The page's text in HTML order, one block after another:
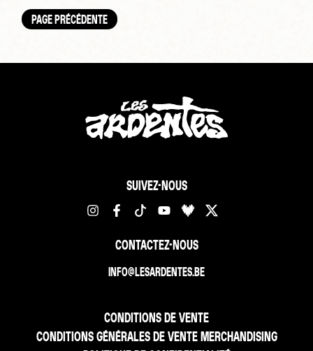
PAGE PRÉCÉDENTE
SUIVEZ-NOUS
CONTACTEZ-NOUS
INFO@LESARDENTES.BE
CONDITIONS DE VENTE
CONDITIONS GÉNÉRALES DE VENTE MERCHANDISING